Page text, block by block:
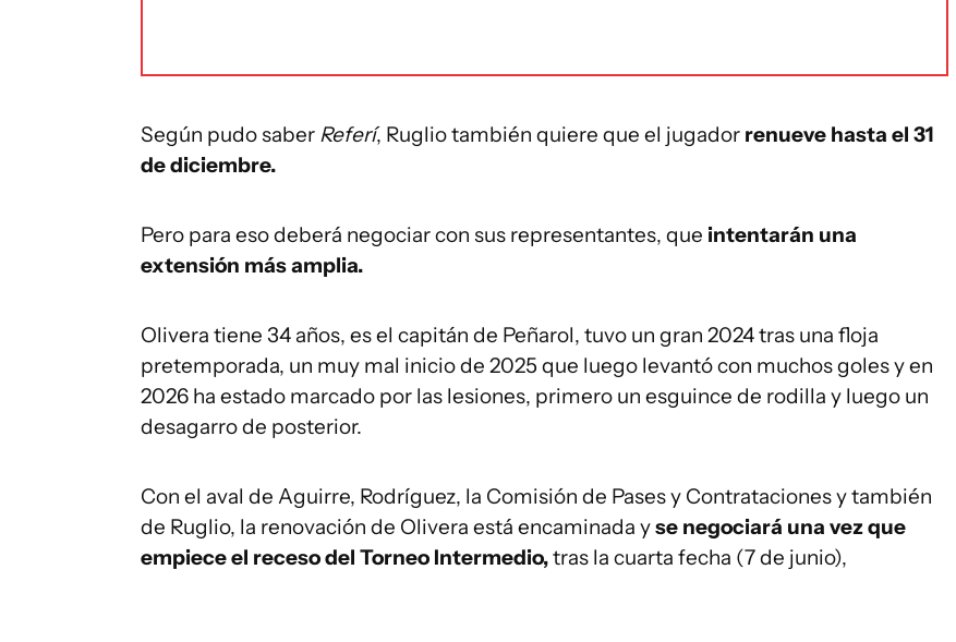
Según pudo saber Referí, Ruglio también quiere que el jugador renueve hasta el 31
de diciembre.
Pero para eso deberá negociar con sus representantes, que intentarán una
extensión más amplia.
Olivera tiene 34 años, es el capitán de Peñarol, tuvo un gran 2024 tras una floja
pretemporada, un muy mal inicio de 2025 que luego levantó con muchos goles y en
2026 ha estado marcado por las lesiones, primero un esguince de rodilla y luego un
desagarro de posterior.
Con el aval de Aguirre, Rodríguez, la Comisión de Pases y Contrataciones y también
de Ruglio, la renovación de Olivera está encaminada yse negociará una vez que
empiece el receso del Torneo Intermedio,tras la cuarta fecha (7 de junio),